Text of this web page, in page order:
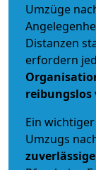
Umzüge
Distanzen
erfordern
reibungslos
Ein
Umzugs